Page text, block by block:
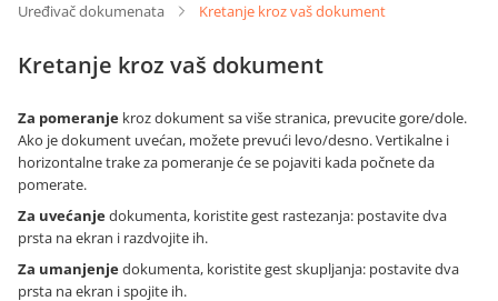
Uređivač dokumenata
Kretanje kroz vaš dokument
Kretanje kroz vaš dokument
Za pomeranje kroz dokument sa više stranica, prevucite gore/dole.
Ako je dokument uvećan, možete prevući levo/desno. Vertikalne i
horizontalne trake za pomeranje će se pojaviti kada počnete da
pomerate.
Za uvećanjedokumenta, koristite gest rastezanja: postavite dva
prsta na ekran i razdvojite ih.
Za umanjenjedokumenta, koristite gest skupljanja: postavite dva
prsta na ekran i spojite ih.